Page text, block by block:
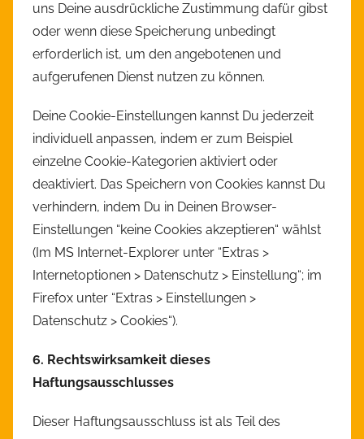
uns Deine ausdrückliche Zustimmung dafür gibst
oder wenn diese Speicherung unbedingt
erforderlich ist, um den angebotenen und
aufgerufenen Dienst nutzen zu können.
Deine Cookie-Einstellungen kannst Du jederzeit
individuell anpassen, indem er zum Beispiel
einzelne Cookie-Kategorien aktiviert oder
deaktiviert. Das Speichern von Cookies kannst Du
verhindern, indem Du in Deinen Browser-
Einstellungen “keine Cookies akzeptieren“ wählst
(Im MS Internet-Explorer unter “Extras >
Internetoptionen > Datenschutz > Einstellung“; im
Firefox unter “Extras > Einstellungen >
Datenschutz > Cookies“).
6. Rechtswirksamkeit dieses
Haftungsausschlusses
Dieser Haftungsausschluss ist als Teil des